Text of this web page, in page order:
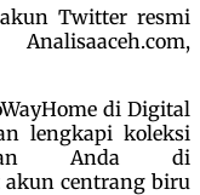
Twitter resmi
di Digital
lengkapi koleksi
Anda di
akun centrang biru